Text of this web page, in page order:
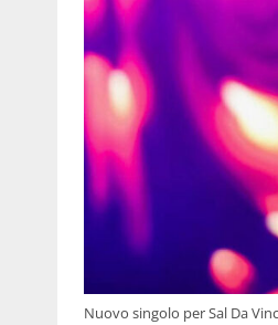
Nuovo singolo per Sal Da